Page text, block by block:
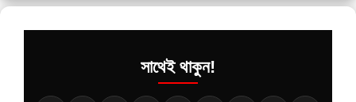
সাথেই থাকুন!